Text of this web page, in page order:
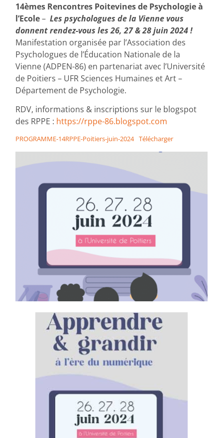
14èmes Rencontres Poitevines de Psychologie à
l’Ecole– Les psychologues de la Vienne vous
donnent rendez-vous les 26, 27 & 28 juin 2024 !
Manifestation organisée par l’Association des
Psychologues de l’Éducation Nationale de la
Vienne (ADPEN-86) en partenariat avec l’Université
de Poitiers – UFR Sciences Humaines et Art –
Département de Psychologie.
RDV, informations & inscriptions sur le blogspot
des RPPE : https://rppe-86.blogspot.com
PROGRAMME-14RPPE-Poitiers-juin-2024 Télécharger